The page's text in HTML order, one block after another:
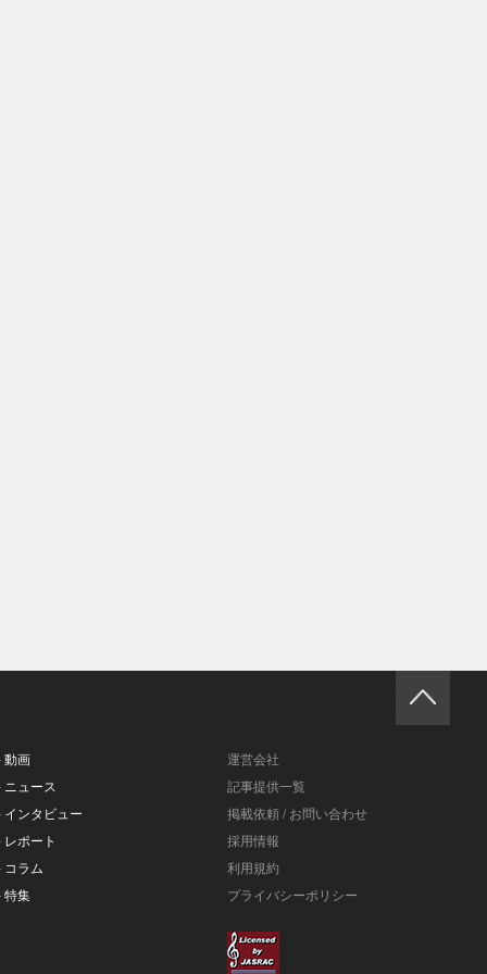
動画
ニュース
インタビュー
レポート
コラム
特集
運営会社
記事提供一覧
掲載依頼 / お問い合わせ
採用情報
利用規約
プライバシーポリシー